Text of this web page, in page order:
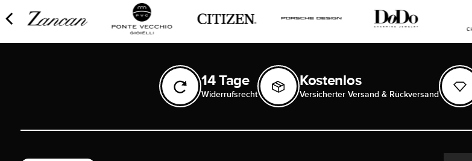
14 Tage
Widerrufsrecht
Kostenlos
Versicherter Versand & Rückversand